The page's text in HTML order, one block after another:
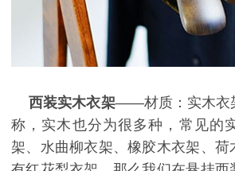
西装实木衣架——材质：实木衣
称，实木也分为很多种，常见的
架、水曲柳衣架、橡胶木衣架、荷